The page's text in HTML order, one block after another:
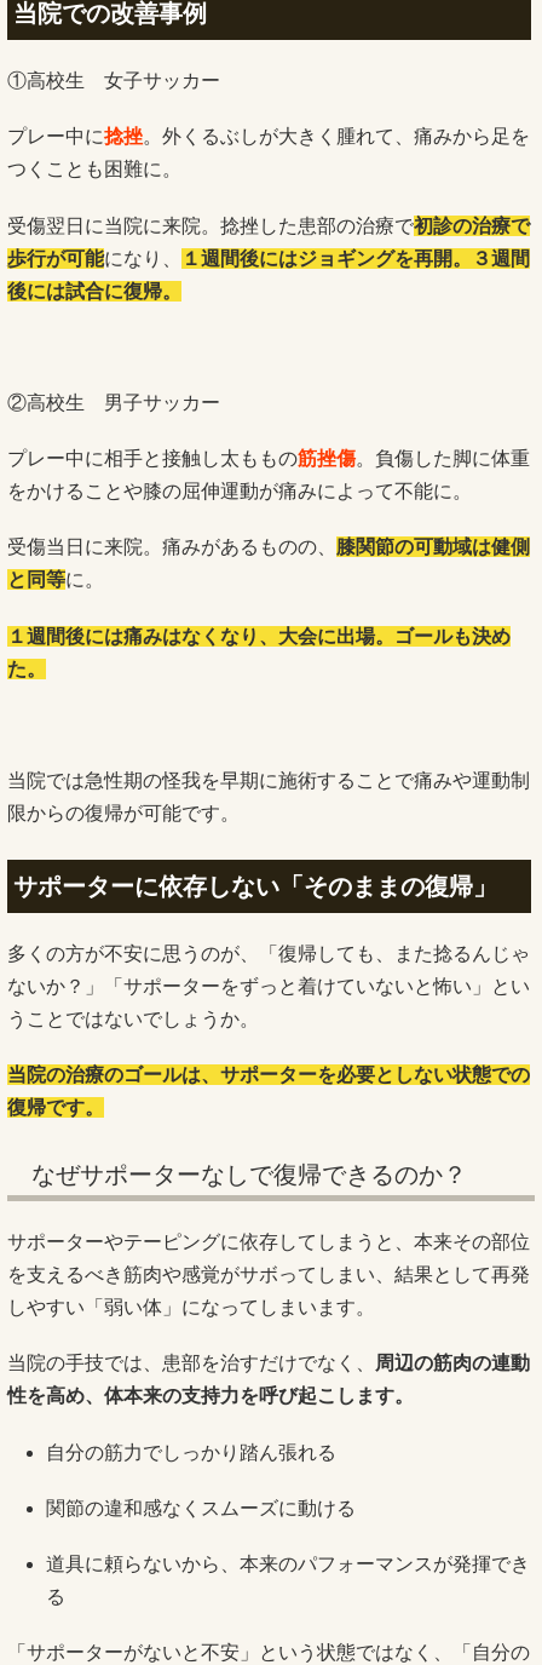
当院での改善事例
①高校生 女子サッカー
プレー中に捻挫。外くるぶしが大きく腫れて、痛みから足を
つくことも困難に。
受傷翌日に当院に来院。捻挫した患部の治療で初診の治療で
歩行が可能になり、
１週間後にはジョギングを再開。３週間
後には試合に復帰。
②高校生 男子サッカー
プレー中に相手と接触し太ももの筋挫傷。負傷した脚に体重
をかけることや膝の屈伸運動が痛みによって不能に。
受傷当日に来院。痛みがあるものの、 膝関節の可動域は健側
と同等に。
１週間後には痛みはなくなり、大会に出場。ゴールも決め
た。
当院では急性期の怪我を早期に施術することで痛みや運動制
限からの復帰が可能です。
サポーターに依存しない「そのままの復帰」
多くの方が不安に思うのが、「復帰しても、また捻るんじゃ
ないか？」「サポーターをずっと着けていないと怖い」とい
うことではないでしょうか。
当院の治療のゴールは、サポーターを必要としない状態での
復帰です。
なぜサポーターなしで復帰できるのか？
サポーターやテーピングに依存してしまうと、本来その部位
を支えるべき筋肉や感覚がサボってしまい、結果として再発
しやすい「弱い体」になってしまいます。
当院の手技では、患部を治すだけでなく、
周辺の筋肉の連動
性を高め、体本来の支持力を呼び起こします。
自分の筋力でしっかり踏ん張れる
関節の違和感なくスムーズに動ける
道具に頼らないから、本来のパフォーマンスが発揮でき
る
「サポーターがないと不安」という状態ではなく、「自分の